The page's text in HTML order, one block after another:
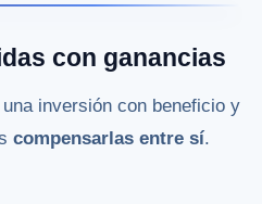
con ganancias
inversión con beneficio y
compensarlas entre sí.